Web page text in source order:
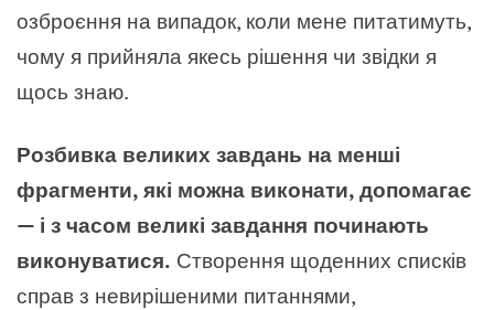
озброєння на випадок, коли мене питатимуть,
чому я прийняла якесь рішення чи звідки я
щось знаю.
Розбивка великих завдань на менші
фрагменти, які можна виконати, допомагає
— і з часом великі завдання починають
виконуватися. Створення щоденних списків
справ з невирішеними питаннями,